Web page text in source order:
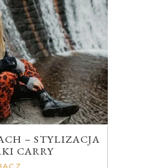
– STYLIZACJA
CARRY